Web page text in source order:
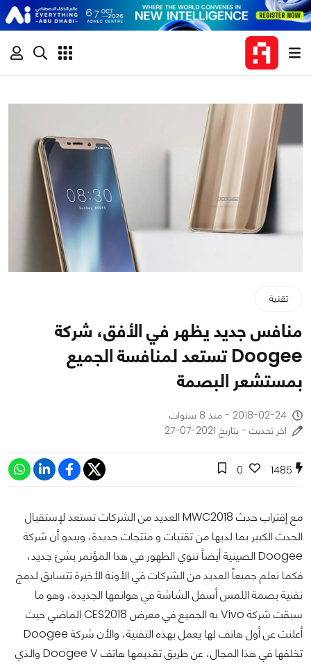
تقنية
منافس جديد يظهر في الأفق، شركة
Doogee تستعد لمنافسة الجميع
بمستشعر البصمة
2018-02-24 - منذ 8 سنوات
اخر تحديث - بتاريخ 2021-07-27
1485
0
مع إقتراب حدث MWC2018 العديد من الشركات تستعد لإستقبال
الحدث الكبير بما لديها من تقنيات و منتجات جديدة، ويبدو أن شركة
Doogee الصينية أيضاً تنوي الظهور في هذا المؤتمر بشئ جديد،
فكما نعلم جميعاً العديد من الشركات في الأونة الأخيرة تتسابق لدمج
تقنية بصمة اللمس أسفل الشاشة في هواتفها الجديدة، وهو ما
سبقت شركة Vivo به الجميع في معرض CES2018 الماضي حيث
أعلنت عن أول هاتف لها يعمل بهذه التقنية، والأن شركة Doogee
تخلفها في هذا المجال، عن طريق تقديمها هاتف Doogee V والذي